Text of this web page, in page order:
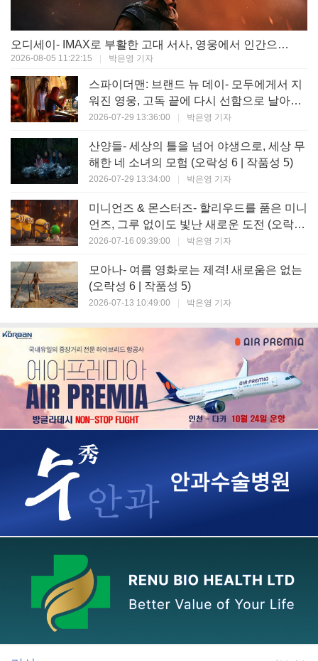
오디세이- IMAX로 부활한 고대 서사, 영웅에서 인간으로의 귀환 (오락성 9 | 작품성 9)
2026-08-05 11:22:15 박은영 기자
스파이더맨: 브랜드 뉴 데이- 모두에게서 지
워진 영웅, 고독 끝에 다시 선함으로 날아오
르다 (오락성 8 | 작품성 8)
2026-07-29 13:36:00 박은영 기자
산양들- 세상의 틀을 넘어 야생으로, 세상 무
해한 네 소녀의 모험 (오락성 6 | 작품성 5)
2026-07-29 13:34:00 박은영 기자
미니언즈 & 몬스터즈- 할리우드를 품은 미니
언즈, 그루 없이도 빛난 새로운 도전 (오락성
7 | 작품성 6)
2026-07-16 09:39:00 박은영 기자
모아나- 여름 영화로는 제격! 새로움은 없는
(오락성 6 | 작품성 5)
2026-07-13 10:49:00 박은영 기자